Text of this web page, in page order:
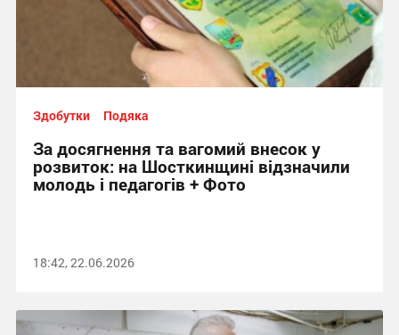
Здобутки Подяка
За досягнення та вагомий внесок у
розвиток: на Шосткинщині відзначили
молодь і педагогів + Фото
18:42, 22.06.2026